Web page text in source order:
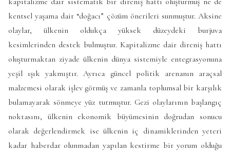
kentsel yaşama dair “doğacı” çözüm önerileri sunmuştur. Aksine
olaylar, ülkenin oldukça yüksek düzeydeki burjuva
kesimlerinden destek bulmuştur. Kapitalizme dair direniş hattı
oluşturmaktan ziyade ülkenin dünya sistemiyle entegrasyonuna
yeşil ışık yakmıştır. Ayrıca güncel politik arenanın araçsal
malzemesi olarak işlev görmüş ve zamanla toplumsal bir karşılık
bulamayarak sönmeye yüz tutmuştur. Gezi olaylarının başlangıç
noktasını, ülkenin ekonomik büyümesinin doğrudan sonucu
olarak değerlendirmek ise ülkenin iç dinamiklerinden yeteri
kadar haberdar olunmadan yapılan kestirme bir yorum olduğu